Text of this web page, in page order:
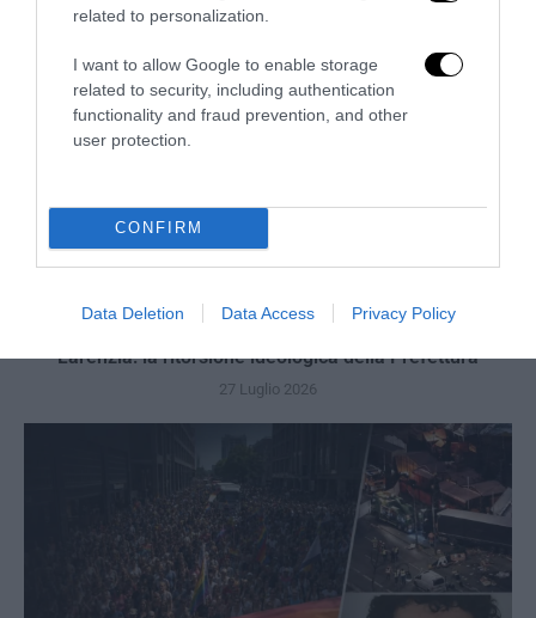
related to personalization.
I want to allow Google to enable storage
related to security, including authentication
functionality and fraud prevention, and other
user protection.
CONFIRM
Data Deletion Data Access Privacy Policy
Piacenza, niente lavoro per chi commemora Acca
Larenzia: la ritorsione ideologica della Prefettura
27 Luglio 2026